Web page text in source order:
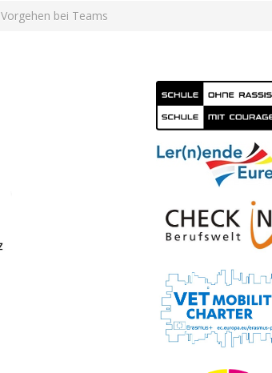
Vorgehen bei Teams